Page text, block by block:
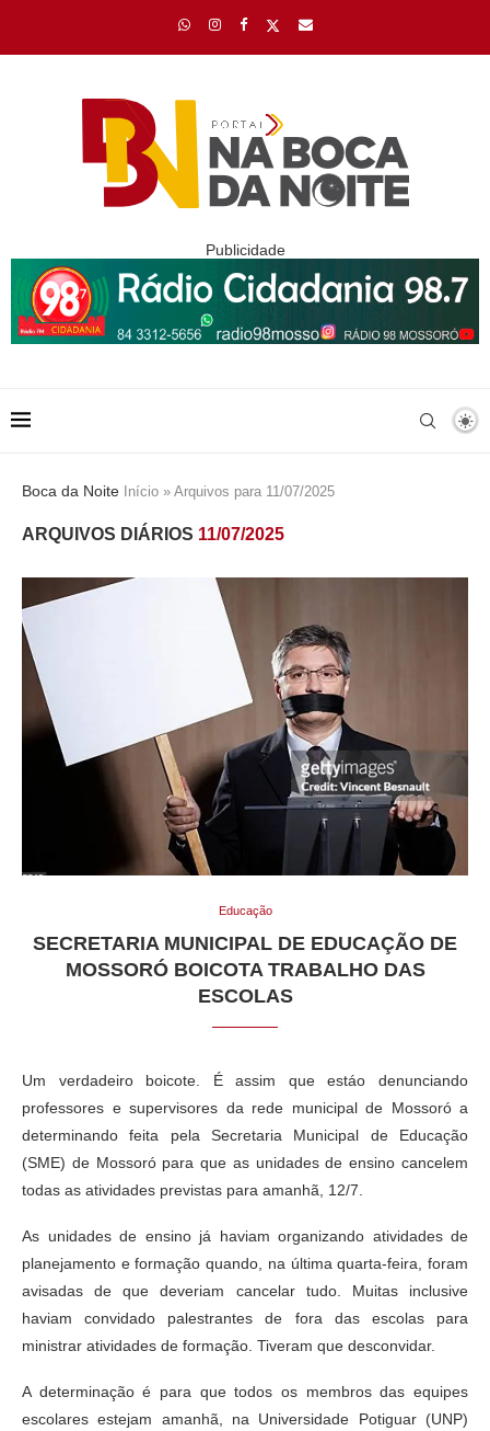
Publicidade
Boca da Noite Início » Arquivos para 11/07/2025
ARQUIVOS DIÁRIOS 11/07/2025
Educação
SECRETARIA MUNICIPAL DE EDUCAÇÃO DE
MOSSORÓ BOICOTA TRABALHO DAS
ESCOLAS
Um verdadeiro boicote. É assim que estáo denunciando
professores e supervisores da rede municipal de Mossoró a
determinando feita pela Secretaria Municipal de Educação
(SME) de Mossoró para que as unidades de ensino cancelem
todas as atividades previstas para amanhã, 12/7.
As unidades de ensino já haviam organizando atividades de
planejamento e formação quando, na última quarta-feira, foram
avisadas de que deveriam cancelar tudo. Muitas inclusive
haviam convidado palestrantes de fora das escolas para
ministrar atividades de formação. Tiveram que desconvidar.
A determinação é para que todos os membros das equipes
escolares estejam amanhã, na Universidade Potiguar (UNP)